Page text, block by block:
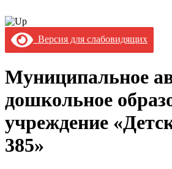
Версия для слабовидящих
Муниципальное
дошкольное
учреждение
385»